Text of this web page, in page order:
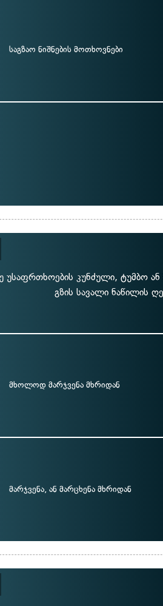
საგზაო ნიშნების მოთხოვნები
უსაფრთხოების კუნძული, ტუმბო
გზის სავალი ნაწილის
მხოლოდ მარჯვენა მხრიდან
მარჯვენა, ან მარცხენა მხრიდან